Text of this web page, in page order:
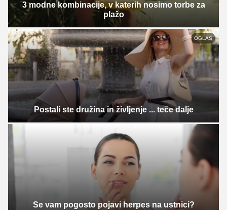
3 modne kombinacije, v katerih nosimo torbe za
plažo
OGLAS
Postali ste družina in življenje ... teče dalje
Se vam pogosto pojavi herpes na ustnici?